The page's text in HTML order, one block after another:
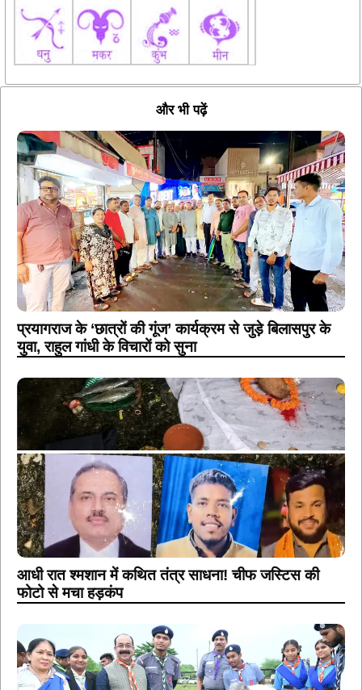
और भी पढ़ें
प्रयागराज के ‘छात्रों की गूंज’ कार्यक्रम से जुड़े बिलासपुर के
युवा, राहुल गांधी के विचारों को सुना
आधी रात श्मशान में कथित तंत्र साधना! चीफ जस्टिस की
फोटो से मचा हड़कंप